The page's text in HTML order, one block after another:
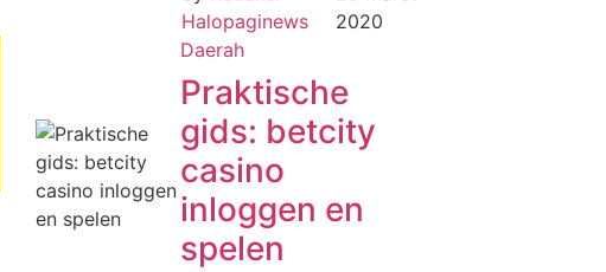
Halopaginews
2020
Daerah
Praktische
gids: betcity
casino
inloggen en
spelen